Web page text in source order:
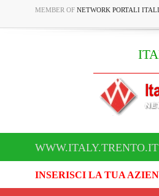
MEMBER OF NETWORK PORTALI
INSERISCI LA TUA